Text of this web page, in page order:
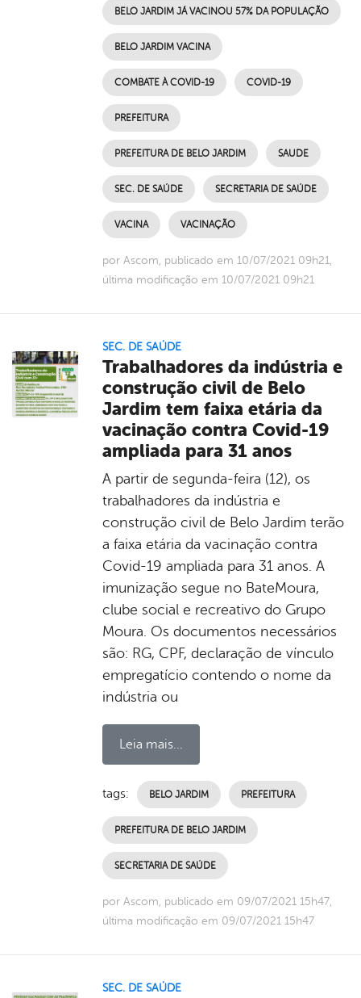
BELO JARDIM JÁ VACINOU 57% DA POPULAÇÃO
BELO JARDIM VACINA
COMBATE À COVID-19 COVID-19
PREFEITURA
PREFEITURA DE BELO JARDIM SAUDE
SEC. DE SAÚDE SECRETARIA DE SAÚDE
VACINA VACINAÇÃO
por Ascom, publicado em 10/07/2021 09h21,
última modificação em 10/07/2021 09h21
SEC. DE SAÚDE
Trabalhadores da indústria e
construção civil de Belo
Jardim tem faixa etária da
vacinação contra Covid-19
ampliada para 31 anos
A partir de segunda-feira (12), os
trabalhadores da indústria e
construção civil de Belo Jardim terão
a faixa etária da vacinação contra
Covid-19 ampliada para 31 anos. A
imunização segue no BateMoura,
clube social e recreativo do Grupo
Moura. Os documentos necessários
são: RG, CPF, declaração de vínculo
empregatício contendo o nome da
indústria ou
Leia mais...
tags: BELO JARDIM PREFEITURA
PREFEITURA DE BELO JARDIM
SECRETARIA DE SAÚDE
por Ascom, publicado em 09/07/2021 15h47,
última modificação em 09/07/2021 15h47
SEC. DE SAÚDE